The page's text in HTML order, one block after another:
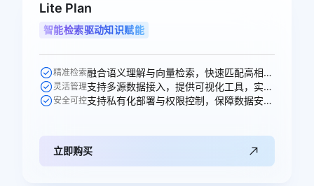
Lite Plan
智能检索驱动知识赋能
精准检索 融合语义理解与向量检索，快速匹配高相关性知识，提升问答准确率。
灵活管理 支持多源数据接入，提供可视化工具，实现知识高效构建与更新。
安全可控 支持私有化部署与权限控制，保障数据安全，适配多元业务场景。
立即购买